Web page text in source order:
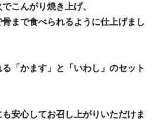
こんがり焼き上げ、
まで食べられるように仕上げまし
「かます」と「いわし」のセット
安心してお召し上がりいただけま